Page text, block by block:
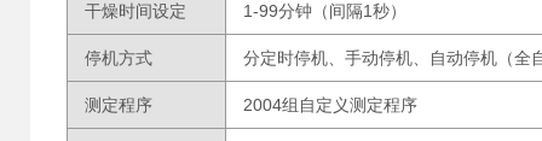
干燥时间设定 1-99分钟（间隔1秒）
停机方式 分定时停机、手动停机、自动停机（全
测定程序 2004组自定义测定程序